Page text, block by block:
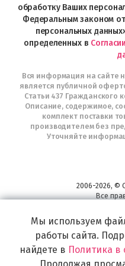
обработку Ваших
Федеральным законом
персональных
определенных в
Вся информация на сайте
является публичной
Статьи 437 Гражданского
Описание, содержимое,
комплект поставки
производителем без
Уточняйте
2006-2026, ©
Все
Широкий выбор инструментов,
самых изысканных и необычных
Мы используем
работы сайта.
найдете в Политика